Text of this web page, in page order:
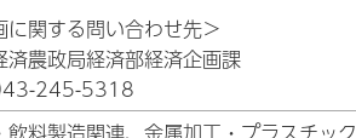
に関する問い合わせ先＞
済農政局経済部経済企画課
245-5318